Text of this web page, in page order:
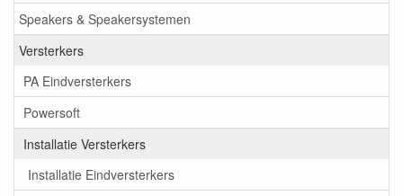
Speakers & Speakersystemen
Versterkers
PA Eindversterkers
Powersoft
Installatie Versterkers
Installatie Eindversterkers